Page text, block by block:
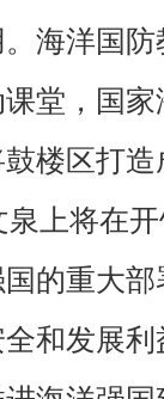
海洋国
堂，国
楼区打
泉上将在
的重大
和发展